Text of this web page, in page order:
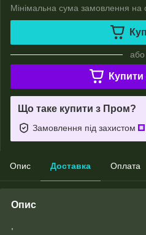
Мінімальна сума замовлення на
або
Купити
Що таке купити з Пром?
Замовлення під захистом
Опис Доставка Оплата
Опис